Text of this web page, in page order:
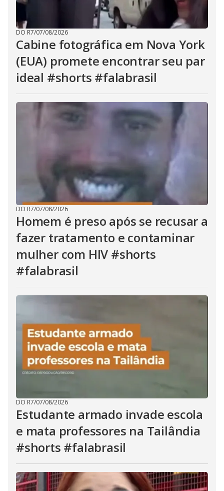
DO R7/07/08/2026
Cabine fotográfica em Nova York
(EUA) promete encontrar seu par
ideal #shorts #falabrasil
DO R7/07/08/2026
Homem é preso após se recusar a
fazer tratamento e contaminar
mulher com HIV #shorts
#falabrasil
DO R7/07/08/2026
Estudante armado invade escola
e mata professores na Tailândia
#shorts #falabrasil